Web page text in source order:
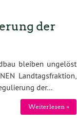
der
bleiben ungelöst
Landtagsfraktion,
der…
Weiterlesen »